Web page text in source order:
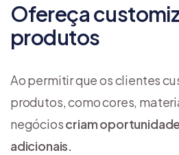
Ofereça
produtos
Ao permitir que os clientes
produtos, como cores,
negócioscriam
adicionais.